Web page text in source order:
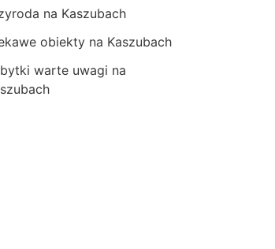
na Kaszubach
obiekty na Kaszubach
warte uwagi na